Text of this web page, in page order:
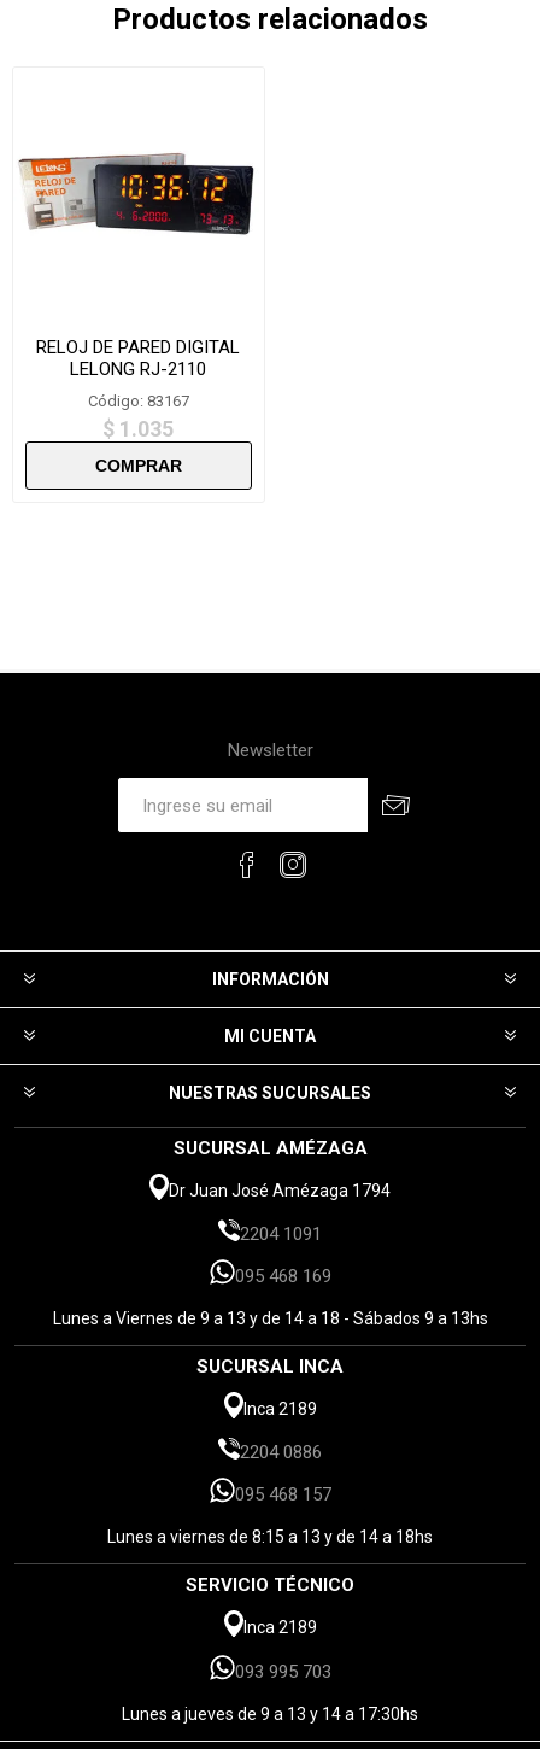
Productos relacionados
RELOJ DE PARED DIGITAL
LELONG RJ-2110
Código: 83167
$ 1.035
Newsletter
INFORMACIÓN
MI CUENTA
NUESTRAS SUCURSALES
SUCURSAL AMÉZAGA
Dr Juan José Amézaga 1794
2204 1091
095 468 169
Lunes a Viernes de 9 a 13 y de 14 a 18 - Sábados 9 a 13hs
SUCURSAL INCA
Inca 2189
2204 0886
095 468 157
Lunes a viernes de 8:15 a 13 y de 14 a 18hs
SERVICIO TÉCNICO
Inca 2189
093 995 703
Lunes a jueves de 9 a 13 y 14 a 17:30hs